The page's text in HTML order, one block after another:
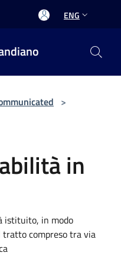
ENG
>
in
istituito, in modo
tratto compreso tra via